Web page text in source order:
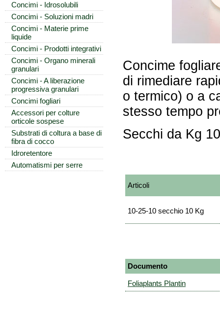
Concimi - Idrosolubili
Concimi - Soluzioni madri
Concimi - Materie prime
liquide
Concimi - Prodotti integrativi
Concimi - Organo minerali
granulari
Concimi - A liberazione
progressiva granulari
Concimi fogliari
Accessori per colture
orticole sospese
Substrati di coltura a base di
fibra di cocco
Idroretentore
Automatismi per serre
Concime
di rimediare
o termico) o a
stesso tempo
Secchi da Kg 10
Articoli
10-25-10 secchio 10 Kg
Documento
Foliaplants Plantin